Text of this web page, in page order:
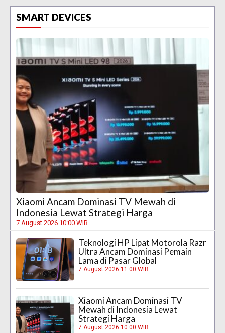
SMART DEVICES
Xiaomi Ancam Dominasi TV Mewah di
Indonesia Lewat Strategi Harga
7 August 2026 10:00 WIB
Teknologi HP Lipat Motorola Razr
Ultra Ancam Dominasi Pemain
Lama di Pasar Global
7 August 2026 11:00 WIB
Xiaomi Ancam Dominasi TV
Mewah di Indonesia Lewat
Strategi Harga
7 August 2026 10:00 WIB